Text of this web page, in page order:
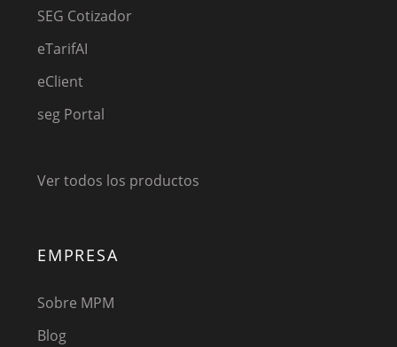
SEG Cotizador
eTarifAI
eClient
seg Portal
Ver todos los productos
EMPRESA
Sobre MPM
Blog